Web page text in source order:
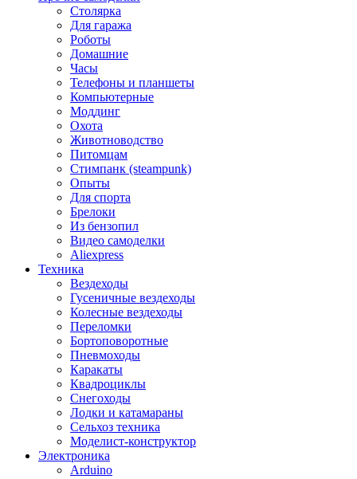
Столярка
Для гаража
Роботы
Домашние
Часы
Телефоны и планшеты
Компьютерные
Моддинг
Охота
Животноводство
Питомцам
Стимпанк (steampunk)
Опыты
Для спорта
Брелоки
Из бензопил
Видео самоделки
Aliexpress
Техника
Вездеходы
Гусеничные вездеходы
Колесные вездеходы
Переломки
Бортоповоротные
Пневмоходы
Каракаты
Квадроциклы
Снегоходы
Лодки и катамараны
Сельхоз техника
Моделист-конструктор
Электроника
Arduino